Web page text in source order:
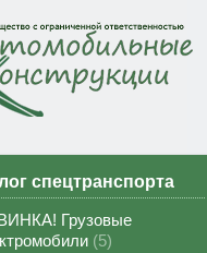
спецтранспорта
Грузовые
5